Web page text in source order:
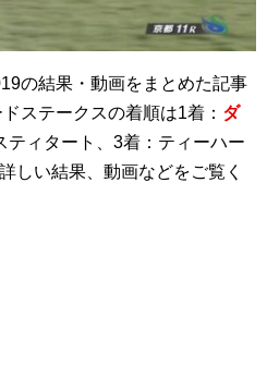
の結果・動画をまとめた記事
ステークスの着順は1着： ダ
ティタート、3着：ティーハー
しい結果、動画などをご覧く